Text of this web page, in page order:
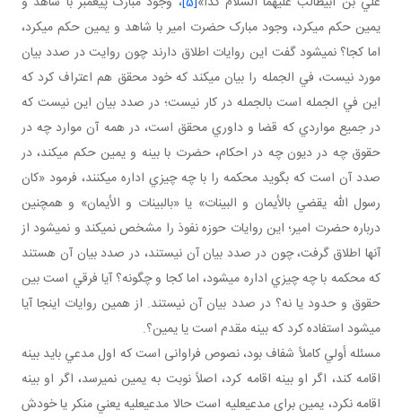
يمين حکم مي کرد، وجود مبارک حضرت امير با شاهد و يمين حکم مي کرد،
اما کجا؟ نمي شود گفت اين روايات اطلاق دارند چون روايت در صدد بيان
مورد نيست، في الجمله را بيان مي کند که خود محقق هم اعتراف کرد که
اين في الجمله است بالجمله در کار نيست؛ در صدد بيان اين نيست که
در جميع مواردي که قضا و داوري محقق است، در همه آن موارد چه در
حقوق چه در ديون چه در احکام، حضرت با بينه و يمين حکم مي کند، در
صدد آن است که بگويد محکمه را با چه چيزي اداره مي کنند، فرمود «کان
رسول الله يقضي بالأيمان و البينات» يا «بالبينات و الأيمان» و همچنين
درباره حضرت امير؛ اين روايات حوزه نفوذ را مشخص نمي کند و نمي شود از
آنها اطلاق گرفت، چون در صدد بيان آن نيستند، در صدد بيان آن هستند
که محکمه با چه چيزي اداره مي شود، اما کجا و چگونه؟ آيا فرقي است بين
حقوق و حدود يا نه؟ در صدد بيان آن نيستند. از همين روايات اينجا آيا
مي شود استفاده کرد که بينه مقدم است يا يمين؟.
مسئله أولي کاملاً شفاف بود، نصوص فراوانی است که اول مدعي بايد بينه
اقامه کند، اگر او بينه اقامه کرد، اصلاً نوبت به يمين نمي رسد، اگر او بينه
اقامه نکرد، يمين برای مدعي عليه است حالا مدعي عليه يعني منکر يا خودش